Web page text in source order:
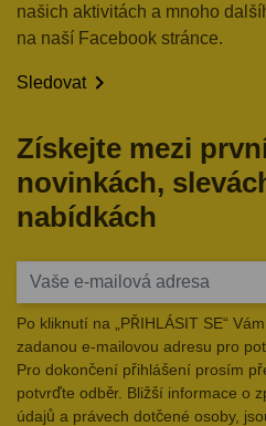
našich aktivitách a mnoho
na naší Facebook stránce.
Sledovat
Získejte mezi
novinkách,
nabídkách
Po kliknutí na „PŘIHLÁSIT SE“
zadanou e-mailovou adresu pro
Pro dokončení přihlášení prosím
potvrďte odběr. Bližší informace o
údajů a právech dotčené osoby,